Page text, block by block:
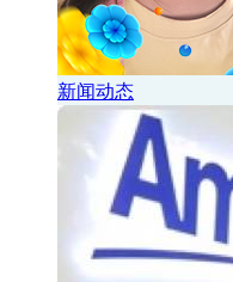
新闻动态